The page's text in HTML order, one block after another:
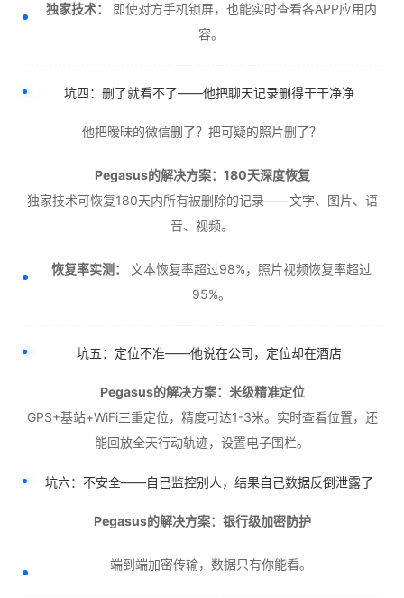
独家技术：
即使对方手机锁屏，也能实时查看各APP应用内
容。
坑四：删了就看不了——他把聊天记录删得干干净净
他把暧昧的微信删了？把可疑的照片删了？
Pegasus的解决方案：180天深度恢复
独家技术可恢复180天内所有被删除的记录——文字、图片、语
音、视频。
恢复率实测：
文本恢复率超过98%，照片视频恢复率超过
95%。
坑五：定位不准——他说在公司，定位却在酒店
Pegasus的解决方案：米级精准定位
GPS+基站+WiFi三重定位，精度可达1-3米。实时查看位置，还
能回放全天行动轨迹，设置电子围栏。
坑六：不安全——自己监控别人，结果自己数据反倒泄露了
Pegasus的解决方案：银行级加密防护
端到端加密传输，数据只有你能看。